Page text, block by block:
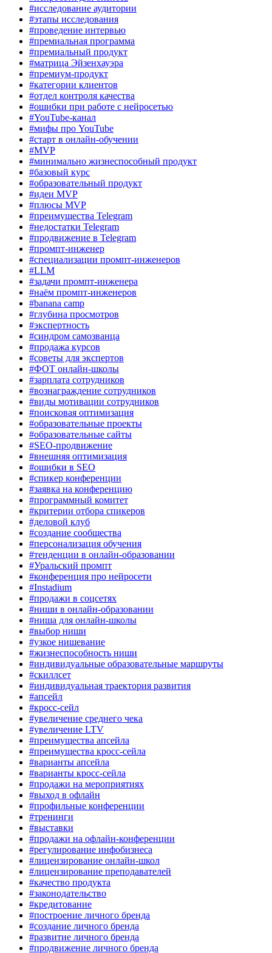
#исследование аудитории
#этапы исследования
#проведение интервью
#премиальная программа
#премиальный продукт
#матрица Эйзенхауэра
#премиум-продукт
#категории клиентов
#отдел контроля качества
#ошибки при работе с нейросетью
#YouTube-канал
#мифы про YouTube
#старт в онлайн-обучении
#MVP
#минимально жизнеспособный продукт
#базовый курс
#образовательный продукт
#идеи MVP
#плюсы MVP
#преимущества Telegram
#недостатки Telegram
#продвижение в Telegram
#промпт-инженер
#специализации промпт-инженеров
#LLM
#задачи промпт-инженера
#наём промпт-инженеров
#banana camp
#глубина просмотров
#экспертность
#синдром самозванца
#продажа курсов
#советы для экспертов
#ФОТ онлайн-школы
#зарплата сотрудников
#вознаграждение сотрудников
#виды мотивации сотрудников
#поисковая оптимизация
#образовательные проекты
#образовательные сайты
#SEO-продвижение
#внешняя оптимизация
#ошибки в SEO
#спикер конференции
#заявка на конференцию
#программный комитет
#критерии отбора спикеров
#деловой клуб
#создание сообщества
#персонализация обучения
#тенденции в онлайн-образовании
#Уральский промпт
#конференция про нейросети
#Instadium
#продажи в соцсетях
#ниши в онлайн-образовании
#ниша для онлайн-школы
#выбор ниши
#узкое нишевание
#жизнеспособность ниши
#индивидуальные образовательные маршруты
#скиллсет
#индивидуальная траектория развития
#апсейл
#кросс-сейл
#увеличение среднего чека
#увеличение LTV
#преимущества апсейла
#преимущества кросс-сейла
#варианты апсейла
#варианты кросс-сейла
#продажи на мероприятиях
#выход в офлайн
#профильные конференции
#тренинги
#выставки
#продажи на офлайн-конференции
#регулирование инфобизнеса
#лицензирование онлайн-школ
#лицензирование преподавателей
#качество продукта
#законодательство
#кредитование
#построение личного бренда
#создание личного бренда
#развитие личного бренда
#продвижение личного бренда